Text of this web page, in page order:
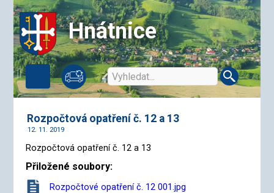
Hnátnice
Rozpočtová opatření č. 12 a 13
12. 11. 2019
Rozpočtová opatření č. 12 a 13
Přiložené soubory:
Rozpočtové opatření č. 12 001.jpg